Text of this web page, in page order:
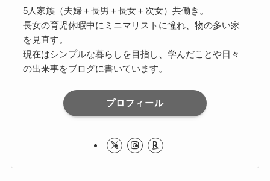
5人家族（夫婦＋長男＋長女＋次女）共働き。
長女の育児休暇中にミニマリストに憧れ、物の多い家
を見直す。
現在はシンプルな暮らしを目指し、学んだことや日々
の出来事をブログに書いています。
プロフィール